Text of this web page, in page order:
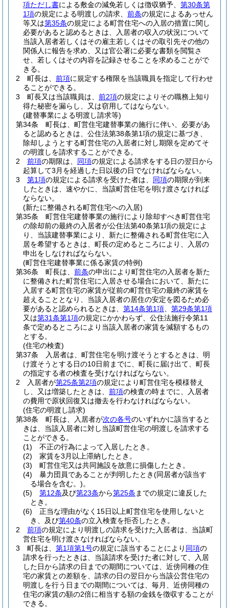
項ただし書による敷金の減免若しくは徴収猶予、 第30条第
1項の規定による明渡しの請求、 前条の規定によるあっせん
等又は第35条の規定による町営住宅への入居の措置に関し
必要があると認めるときは、入居者の収入の状況について
当該入居者若しくはその雇主若しくはその取引先その他の
関係人に報告を求め、又は官公署に必要な書類を閲覧さ
せ、若しくはその内容を記録させることを求めることがで
きる。
2
町長は、 前項に規定する権限を当該職員を指定して行わせ
ることができる。
3
町長又は当該職員は、 前2項の規定によりその職務上知り
得た秘密を漏らし、又は窃用してはならない。
(建替事業による明渡し請求等)
第34条
町長は、町営住宅建替事業の施行に伴い、必要があ
ると認めるときは、公住法第38条第1項の規定に基づき、
除却しようとする町営住宅の入居者に対し期限を定めてそ
の明渡しを請求することができる。
2
前項の期限は、 同項の規定による請求をする日の翌日から
起算して3月を経過した日以後の日でなければならない。
3
第1項の規定による請求を受けた者は、 同項の期限が到来
したときは、速やかに、当該町営住宅を明け渡さなければ
ならない。
(新たに整備される町営住宅への入居)
第35条
町営住宅建替事業の施行により除却すべき町営住宅
の除却前の最終の入居者が公住法第40条第1項の規定によ
り、当該建替事業により、新たに整備される町営住宅に入
居を希望するときは、町長の定めるところにより、入居の
申出をしなければならない。
(町営住宅建替事業に係る家賃の特例)
第36条
町長は、 前条の申出により町営住宅の入居者を新た
に整備された町営住宅に入居させる場合において、新たに
入居する町営住宅の家賃が従前の町営住宅の最終の家賃を
超えることとなり、当該入居者の居住の安定を図るため必
要があると認められるときは、 第14条第1項
第29条第1項
又は第31条第1項の規定にかかわらず、公住法施行令第11
条で定めるところにより当該入居者の家賃を減額するもの
とする。
(住宅の検査)
第37条
入居者は、町営住宅を明け渡そうとするときは、明
け渡そうとする日の10日前までに、町長に届け出て、町長
の指定する者の検査を受けなければならない。
2
入居者が第25条第2項の規定により町営住宅を模様替え
し、又は増築したときは、 前項の検査の時までに、入居者
の費用で原状回復又は撤去を行わなければならない。
(住宅の明渡し請求)
第38条
町長は、入居者が次の各号のいずれかに該当すると
きは、当該入居者に対し当該町営住宅の明渡しを請求する
ことができる。
(1)
不正の行為によって入居したとき。
(2)
家賃を3月以上滞納したとき。
(3)
町営住宅又は共同施設を故意に損傷したとき。
(4)
暴力団員であることが判明したとき(同居者が該当す
る場合を含む。)。
(5)
第12条及び第23条から第25条 までの規定に違反した
とき。
(6)
正当な理由がなく15日以上町営住宅を使用しないと
き、及び第40条の立入検査を拒否したとき。
2
前項の規定により明渡しの請求を受けた入居者は、当該町
営住宅を明け渡さなければならない。
3
町長は、 第1項第1号の規定に該当することにより 同項の
請求を行ったときは、当該請求を受けた者に対して、入居
した日から請求の日までの期間については、近傍同種の住
宅の家賃との差額を、請求の日の翌日から当該公営住宅の
明渡しを行う日までの期間については、毎月、近傍同種の
住宅の家賃の額の2倍に相当する額の金銭を徴収することが
できる。